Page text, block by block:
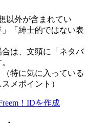
以外が含まれてい
「紳士的ではない表
は、文頭に「ネタバ
特に気に入っている
メポイント）
！IDを作成